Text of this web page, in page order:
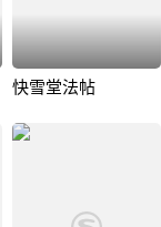
快雪堂法帖